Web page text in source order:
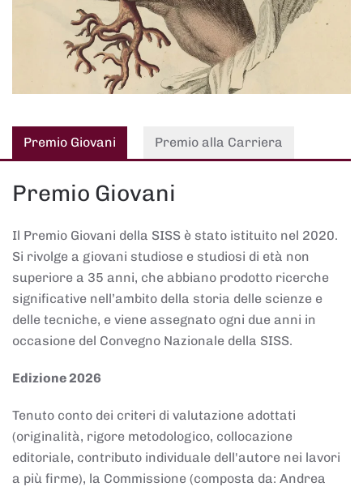
Premio Giovani Premio alla Carriera
Premio Giovani
Il Premio Giovani della SISS è stato istituito nel 2020.
Si rivolge a giovani studiose e studiosi di età non
superiore a 35 anni, che abbiano prodotto ricerche
significative nell’ambito della storia delle scienze e
delle tecniche, e viene assegnato ogni due anni in
occasione del Convegno Nazionale della SISS.
Edizione 2026
Tenuto conto dei criteri di valutazione adottati
(originalità, rigore metodologico, collocazione
editoriale, contributo individuale dell'autore nei lavori
a più firme), la Commissione (composta da: Andrea